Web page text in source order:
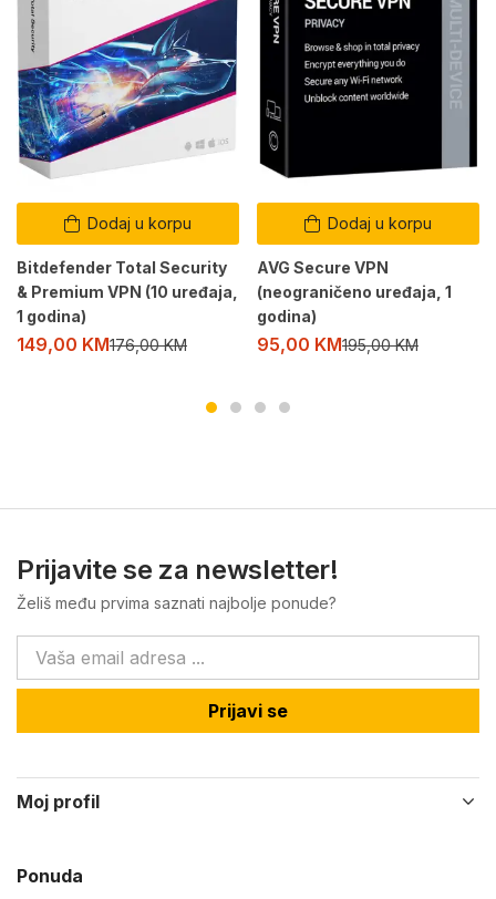
Dodaj u korpu
Bitdefender Total Security
& Premium VPN (10 uređaja,
1 godina)
149,00 KM176,00KM
Dodaj u korpu
AVG Secure VPN
(neograničeno uređaja, 1
godina)
95,00 KM195,00KM
Prijavite se za newsletter!
Želiš među prvima saznati najbolje ponude?
Prijavi se
Moj profil
Ponuda